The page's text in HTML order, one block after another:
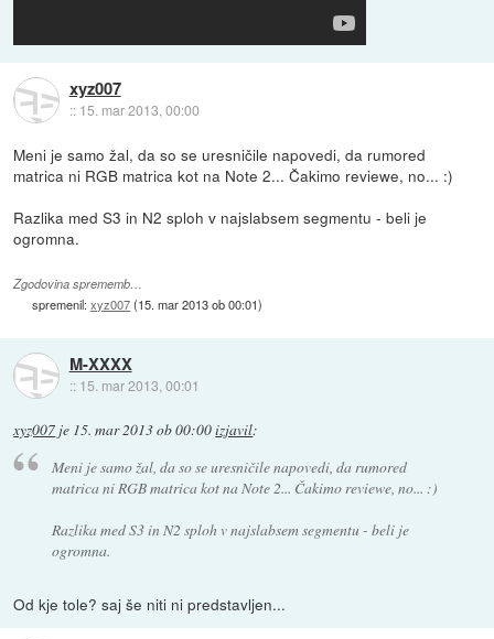
xyz007
:: 15. mar 2013, 00:00
Meni je samo žal, da so se uresničile napovedi, da rumored
matrica ni RGB matrica kot na Note 2... Čakimo reviewe, no... :)
Razlika med S3 in N2 sploh v najslabsem segmentu - beli je
ogromna.
Zgodovina sprememb…
spremenil:xyz007(15. mar 2013 ob 00:01)
M-XXXX
:: 15. mar 2013, 00:01
xyz007 je 15. mar 2013 ob 00:00izjavil:
Meni je samo žal, da so se uresničile napovedi, da rumored
matrica ni RGB matrica kot na Note 2... Čakimo reviewe, no... :)
Razlika med S3 in N2 sploh v najslabsem segmentu - beli je
ogromna.
Od kje tole? saj še niti ni predstavljen...